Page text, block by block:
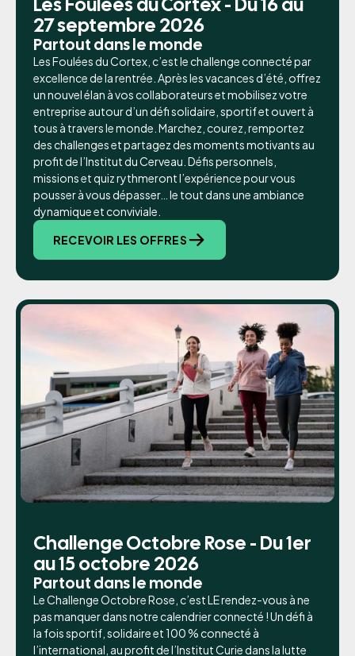
27 septembre 2026
Partout dans le monde
Les Foulées du Cortex, c’est le challenge connecté par
excellence de la rentrée. Après les vacances d’été, offrez
un nouvel élan à vos collaborateurs et mobilisez votre
entreprise autour d’un défi solidaire, sportif et ouvert à
tous à travers le monde. Marchez, courez, remportez
des challenges et partagez des moments motivants au
profit de l’Institut du Cerveau. Défis personnels,
missions et quiz rythmeront l’expérience pour vous
pousser à vous dépasser… le tout dans une ambiance
dynamique et conviviale.
RECEVOIR LES OFFRES
Challenge Octobre Rose - Du 1er
au 15 octobre 2026
Partout dans le monde
Le Challenge Octobre Rose, c’est LE rendez-vous à ne
pas manquer dans notre calendrier connecté ! Un défi à
la fois sportif, solidaire et 100 % connecté à
l’international, au profit de l’Institut Curie dans la lutte